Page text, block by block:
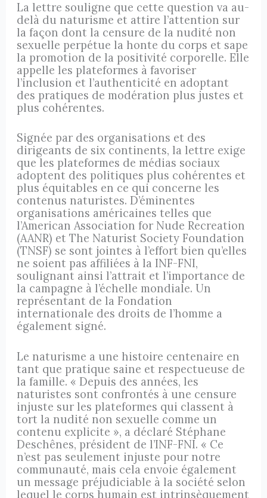
La lettre souligne que cette question va au-
delà du naturisme et attire l’attention sur
la façon dont la censure de la nudité non
sexuelle perpétue la honte du corps et sape
la promotion de la positivité corporelle. Elle
appelle les plateformes à favoriser
l’inclusion et l’authenticité en adoptant
des pratiques de modération plus justes et
plus cohérentes.
Signée par des organisations et des
dirigeants de six continents, la lettre exige
que les plateformes de médias sociaux
adoptent des politiques plus cohérentes et
plus équitables en ce qui concerne les
contenus naturistes. D’éminentes
organisations américaines telles que
l’American Association for Nude Recreation
(AANR) et The Naturist Society Foundation
(TNSF) se sont jointes à l’effort bien qu’elles
ne soient pas affiliées à la INF-FNI,
soulignant ainsi l’attrait et l’importance de
la campagne à l’échelle mondiale. Un
représentant de la Fondation
internationale des droits de l’homme a
également signé.
Le naturisme a une histoire centenaire en
tant que pratique saine et respectueuse de
la famille. « Depuis des années, les
naturistes sont confrontés à une censure
injuste sur les plateformes qui classent à
tort la nudité non sexuelle comme un
contenu explicite », a déclaré Stéphane
Deschênes, président de l’INF-FNI. « Ce
n’est pas seulement injuste pour notre
communauté, mais cela envoie également
un message préjudiciable à la société selon
lequel le corps humain est intrinsèquement